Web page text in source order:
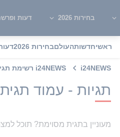
בחירות 2026 דעות
ראשיחדשותהעולםבחירות 2026
i24NEWS i24NEWS רשימת תגיות
תגיות - עמוד
מעוניין בתגית מסוימת? תוכל